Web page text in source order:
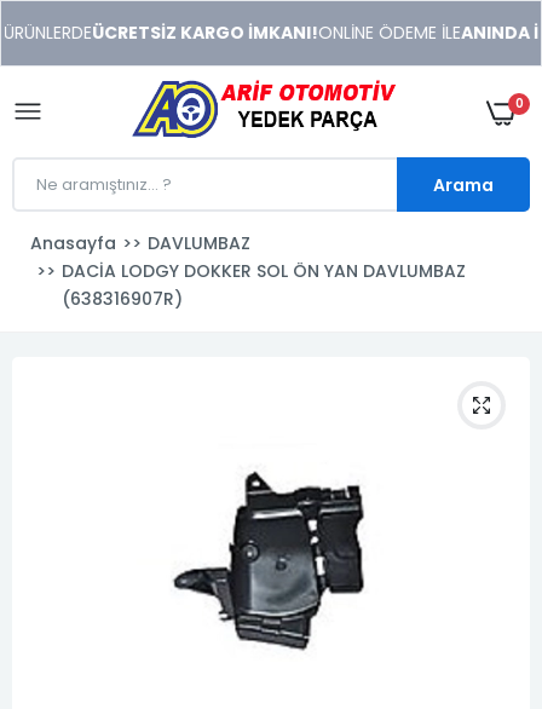
xonusu
veren
sitolar
ÜCRETSİZ KARGO İMKANI!ONLİNE ÖDEME İLEANINDA
0
Arama
Anasayfa
DAVLUMBAZ
DACİA LODGY DOKKER SOL ÖN YAN DAVLUMBAZ
(638316907R)